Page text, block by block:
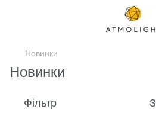
Новинки
Новинки
Фільтр